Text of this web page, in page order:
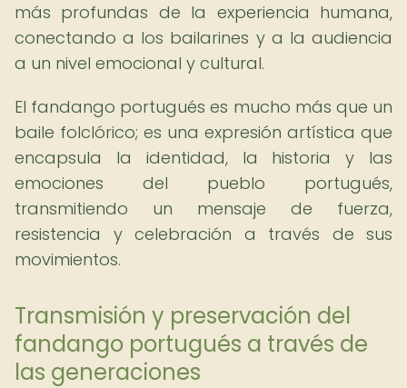
más profundas de la experiencia humana,
conectando a los bailarines y a la audiencia
a un nivel emocional y cultural.
El fandango portugués es mucho más que un
baile folclórico; es una expresión artística que
encapsula la identidad, la historia y las
emociones del pueblo portugués,
transmitiendo un mensaje de fuerza,
resistencia y celebración a través de sus
movimientos.
Transmisión y preservación del
fandango portugués a través de
las generaciones